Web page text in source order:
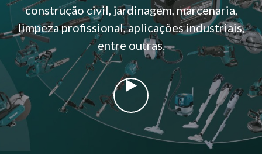
construção civil, jardinagem, marcenaria,
limpeza profissional, aplicações industriais,
entre outras.